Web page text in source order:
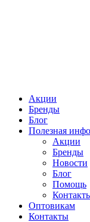
Акции
Бренды
Блог
Полезная
Акции
Бренды
Новости
Блог
Помощь
Оптовикам
Контакты